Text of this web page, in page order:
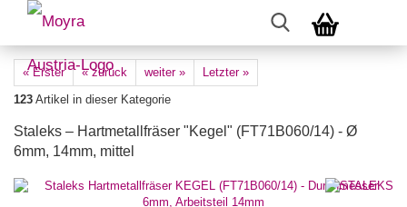
« Erster « zurück weiter »
Letzter »
123 Artikel in dieser Kategorie
Staleks – Hartmetallfräser "Kegel" (FT71B060/14) - Ø
6mm, 14mm, mittel